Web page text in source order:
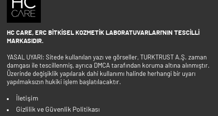
HC CARE, ERC BITKISEL KOZMETIK LABORATUVARLARI'NIN TESCILLI
MARKASIDIR.
YASAL UYARI: Sitede kullanılan yazı ve görseller, TURKTRUST A.Ş. zaman
damgası ile tescillenmiş, ayrıca DMCA tarafından koruma altına alınmıştır.
Üzerinde değişiklik yapılarak dahi kullanımı halinde herhangi bir uyarı
yapılmaksızın hukiki işlem başlatılacaktır.
İletişim
Gizlilik ve Güvenlik Politikası